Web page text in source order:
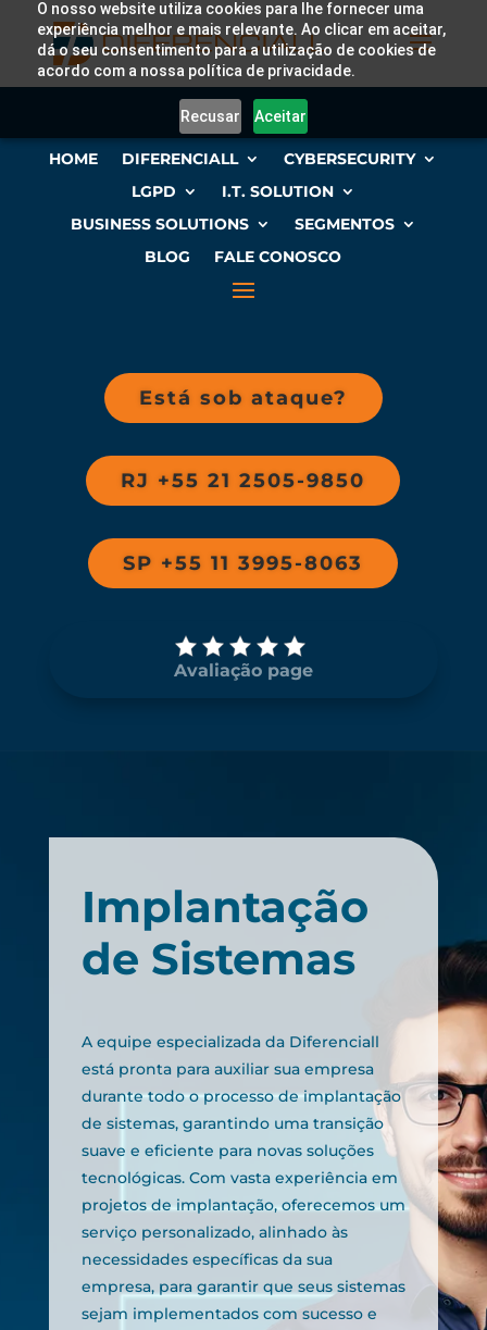
O nosso website utiliza cookies para lhe fornecer uma
experiência melhor e mais relevante. Ao clicar em aceitar,
dá o seu consentimento para a utilização de cookies de
acordo com a nossa política de privacidade.
Recusar Aceitar
HOME DIFERENCIALL
CYBERSECURITY
LGPD
I.T. SOLUTION
BUSINESS SOLUTIONS
SEGMENTOS
BLOG
FALE CONOSCO
Está sob ataque?
RJ +55 21 2505-9850
SP +55 11 3995-8063
Avaliação page
Implantação
de Sistemas
A equipe especializada da Diferenciall
está pronta para auxiliar sua empresa
durante todo o processo de implantação
de sistemas, garantindo uma transição
suave e eficiente para novas soluções
tecnológicas. Com vasta experiência em
projetos de implantação, oferecemos um
serviço personalizado, alinhado às
necessidades específicas da sua
empresa, para garantir que seus sistemas
sejam implementados com sucesso e